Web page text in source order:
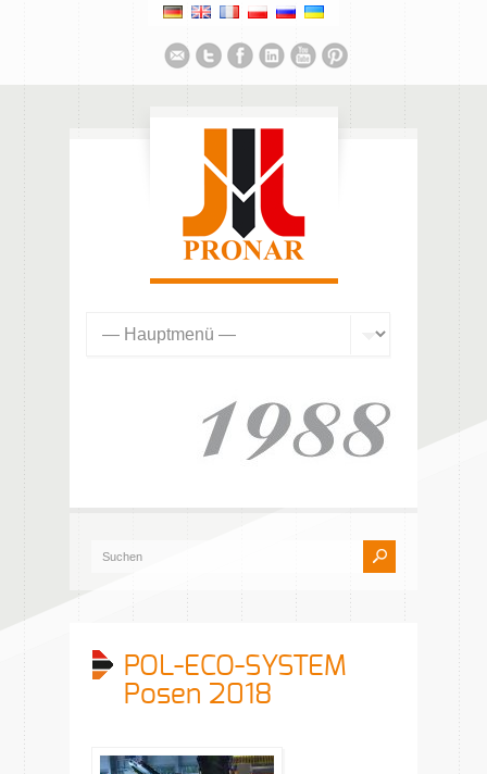
POL-ECO-SYSTEM
Posen 2018